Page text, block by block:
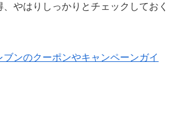
やはりしっかりとチェックしておく
ブンのクーポンやキャンペーンガイ